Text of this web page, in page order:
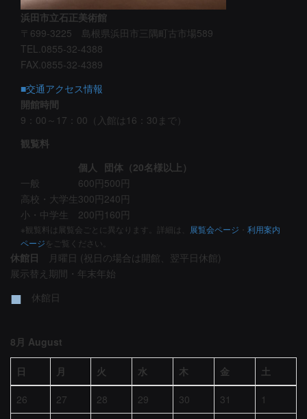
浜田市立石正美術館
〒699-3225 島根県浜田市三隅町古市場589
TEL.0855-32-4388
FAX.0855-32-4389
■交通アクセス情報
開館時間
9：00～17：00（入館は16：30まで）
観覧料
個人
団体（20名様以上）
一般
600円500円
高校・大学生300円240円
小・中学生
200円 160円
※観覧料は展覧会ごとに異なります。詳細は、 展覧会ページ ・ 利用案内
ページをご覧ください。
休館日 月曜日 (祝日の場合は開館、翌平日休館)
展示替え期間・年末年始
■ 休館日
8月 August
日 月 火 水 木 金 土
26 27 28 29 30 31
1